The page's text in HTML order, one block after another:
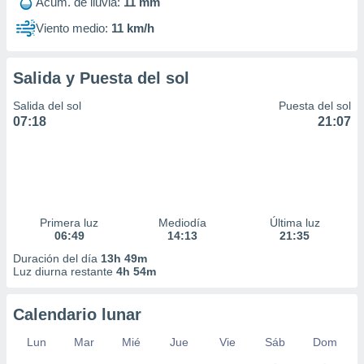
perfiles
utilizar
crear un
de
o a través
uso de
Viento medio: 11 km/h
Salida y Puesta del sol
Salida del sol
07:18
Puesta del sol
21:07
Primera luz
06:49
Mediodía
14:13
Última luz
21:35
Duración del día 13h 49m
Luz diurna restante 4h 54m
Calendario lunar
Lun Mar Mié Jue Vie Sáb
Dom